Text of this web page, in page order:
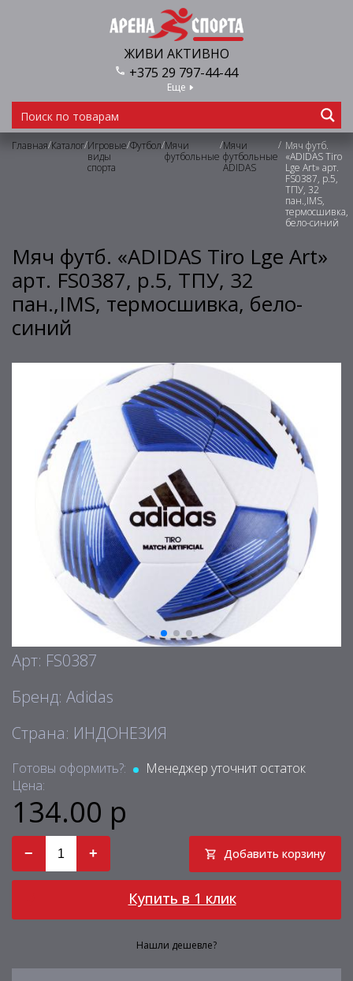
ЖИВИ АКТИВНО
+375 29 797-44-44
Еще
Главная/Каталог/Игровые
виды
спорта
/Футбол/Мячи
футбольные
/Мячи
футбольные
ADIDAS
/ Мяч футб.
«ADIDAS Tiro
Lge Art» арт.
FS0387, р.5,
ТПУ, 32
пан.,IMS,
термосшивка,
бело-синий
Мяч футб. «ADIDAS Tiro Lge Art»
арт. FS0387, р.5, ТПУ, 32
пан.,IMS, термосшивка, бело-
синий
Арт: FS0387
Бренд: Adidas
Страна: ИНДОНЕЗИЯ
Готовы оформить?:
Менеджер уточнит остаток
Цена:
134.00 р
− + Добавить корзину
Купить в 1 клик
Нашли дешевле?